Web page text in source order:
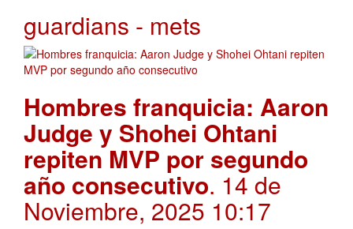
guardians - mets
Hombres franquicia: Aaron
Judge y Shohei Ohtani
repiten MVP por segundo
año consecutivo. 14 de
Noviembre, 2025 10:17